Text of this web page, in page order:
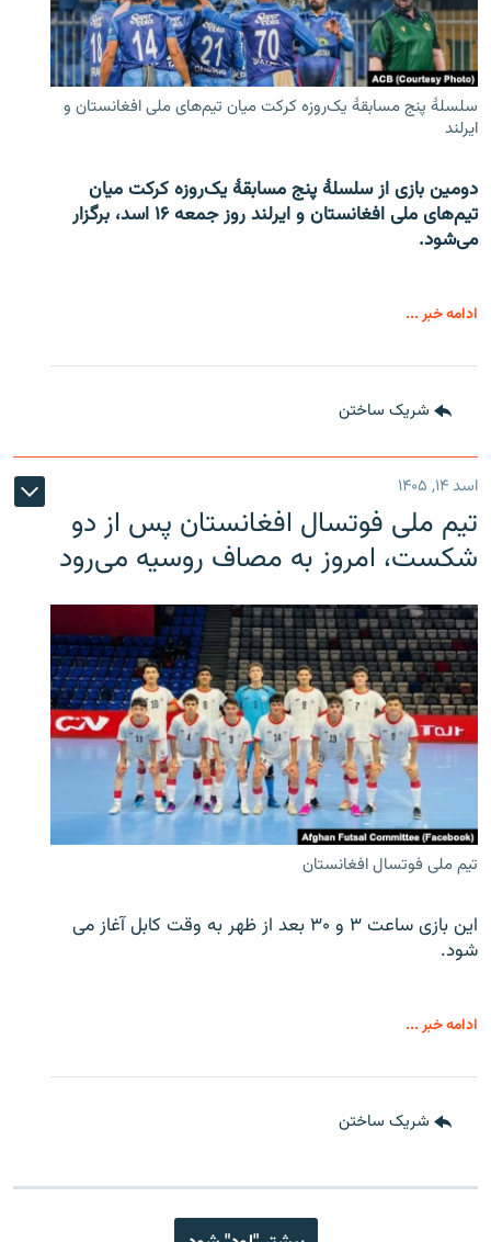
سلسلۀ پنج مسابقۀ یک‌روزه کرکت میان تیم‌های ملی افغانستان و
ایرلند
دومین بازی از سلسلۀ پنج مسابقۀ یک‌روزه کرکت میان
تیم‌های ملی افغانستان و ایرلند روز جمعه ۱۶ اسد، برگزار
می‌شود.
ادامه خبر ...
شریک ساختن
اسد ۱۴, ۱۴۰۵
تیم ملی فوتسال افغانستان پس از دو
شکست، امروز به مصاف روسیه می‌رود
تیم ملی فوتسال افغانستان
این بازی ساعت ۳ و ۳۰ بعد از ظهر به وقت کابل آغاز می
شود.
ادامه خبر ...
شریک ساختن